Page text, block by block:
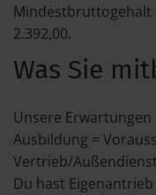
Mindestbruttogehalt
2.392,00.
Was Sie
Unsere
Ausbildung =
Vertrieb/
Du hast